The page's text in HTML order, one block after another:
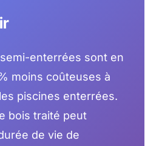
enterrées sont en
moins coûteuses à
piscines enterrées.
bois traité peut
de vie de